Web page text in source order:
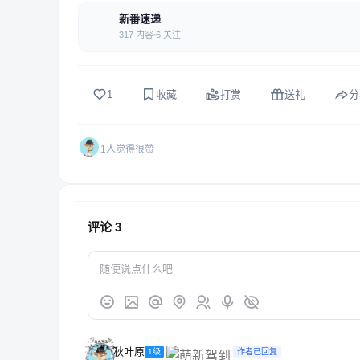
新番速递
317 内容 6 关注
1 收藏 打赏 送礼
1人觉得很赞
评论3
秋叶原 1级 作者已回复